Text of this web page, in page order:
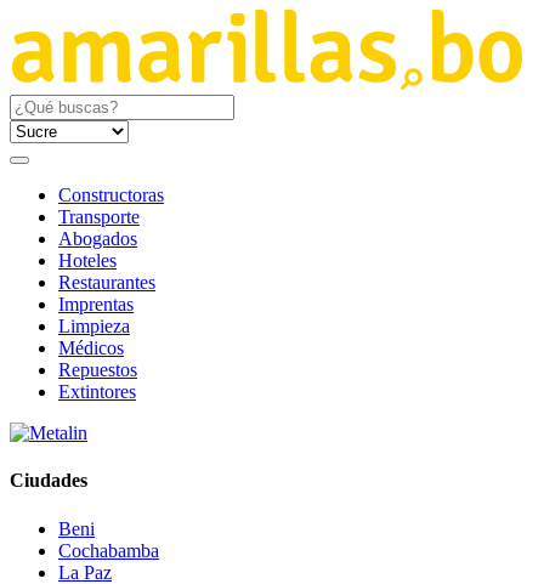
Constructoras
Transporte
Abogados
Hoteles
Restaurantes
Imprentas
Limpieza
Médicos
Repuestos
Extintores
Ciudades
Beni
Cochabamba
La Paz